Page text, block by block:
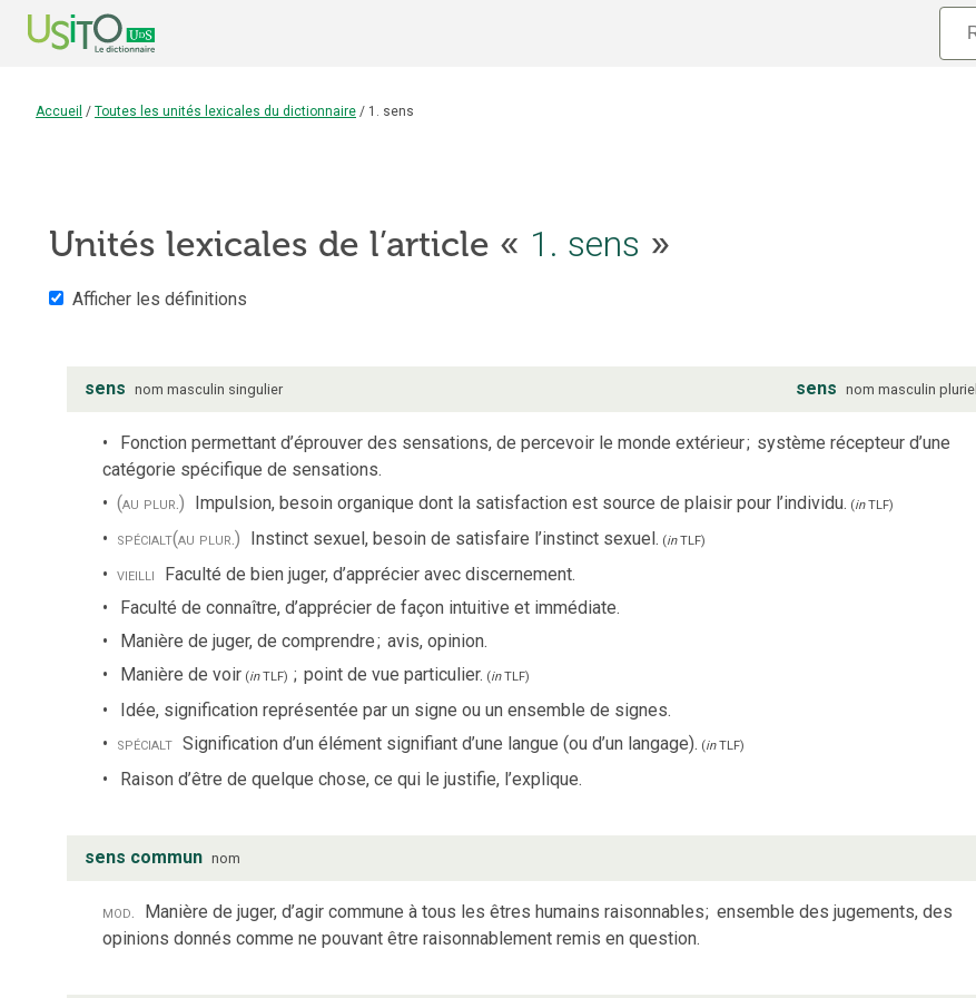
Accueil / Toutes les unités lexicales du dictionnaire / 1. sens
Unités lexicales de l’article « 1. sens »
Afficher les définitions
sens nom masculin singulier sens nom masculin pluriel
Fonction permettant d’éprouver des sensations, de percevoir le monde extérieur; système récepteur d’une
catégorie spécifique de sensations.
(au plur.) Impulsion, besoin organique dont la satisfaction est source de plaisir pour l’individu. (inTLF)
spécialt(au plur.) Instinct sexuel, besoin de satisfaire l’instinct sexuel. (inTLF)
vieilli Faculté de bien juger, d’apprécier avec discernement.
Faculté de connaître, d’apprécier de façon intuitive et immédiate.
Manière de juger, de comprendre; avis, opinion.
Manière de voir (inTLF) ; point de vue particulier. (inTLF)
Idée, signification représentée par un signe ou un ensemble de signes.
spécialt Signification d’un élément signifiant d’une langue (ou d’un langage). (inTLF)
Raison d’être de quelque chose, ce qui le justifie, l’explique.
sens commun nom
mod. Manière de juger, d’agir commune à tous les êtres humains raisonnables; ensemble des jugements, des
opinions donnés comme ne pouvant être raisonnablement remis en question.